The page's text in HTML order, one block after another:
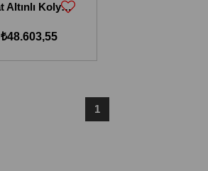
22 Ayar Reşat Altınlı Kolye 22KKL105
₺48.603,55
1